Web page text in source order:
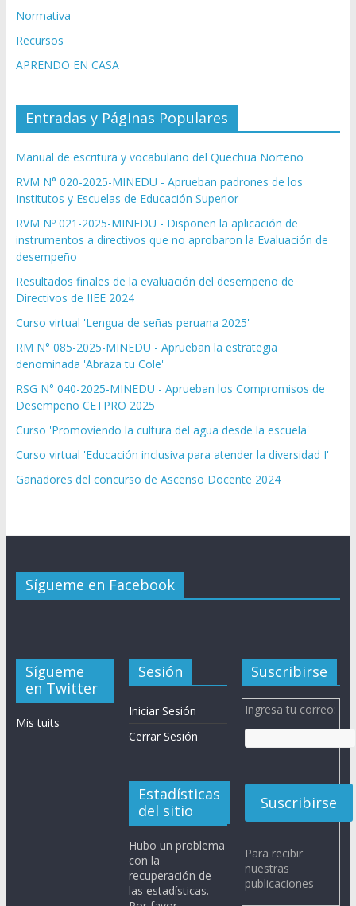
Normativa
Recursos
APRENDO EN CASA
Entradas y Páginas Populares
Manual de escritura y vocabulario del Quechua Norteño
RVM N° 020-2025-MINEDU - Aprueban padrones de los
Institutos y Escuelas de Educación Superior
RVM Nº 021-2025-MINEDU - Disponen la aplicación de
instrumentos a directivos que no aprobaron la Evaluación de
desempeño
Resultados finales de la evaluación del desempeño de
Directivos de IIEE 2024
Curso virtual 'Lengua de señas peruana 2025'
RM N° 085-2025-MINEDU - Aprueban la estrategia
denominada 'Abraza tu Cole'
RSG N° 040-2025-MINEDU - Aprueban los Compromisos de
Desempeño CETPRO 2025
Curso 'Promoviendo la cultura del agua desde la escuela'
Curso virtual 'Educación inclusiva para atender la diversidad I'
Ganadores del concurso de Ascenso Docente 2024
Sígueme en Facebook
Sígueme
en Twitter
Mis tuits
Sesión
Iniciar Sesión
Cerrar Sesión
Estadísticas
del sitio
Hubo un problema
con la
recuperación de
las estadísticas.
Suscribirse
Ingresa tu correo:
Para recibir
nuestras
publicaciones